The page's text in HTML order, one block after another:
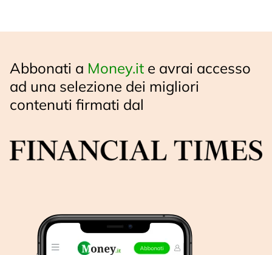
Abbonati a Money.it e avrai accesso
ad una selezione dei migliori
contenuti firmati dal